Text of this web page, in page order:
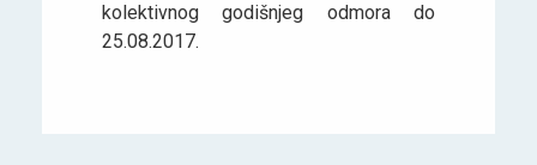
kolektivnog godišnjeg odmora do
25.08.2017.